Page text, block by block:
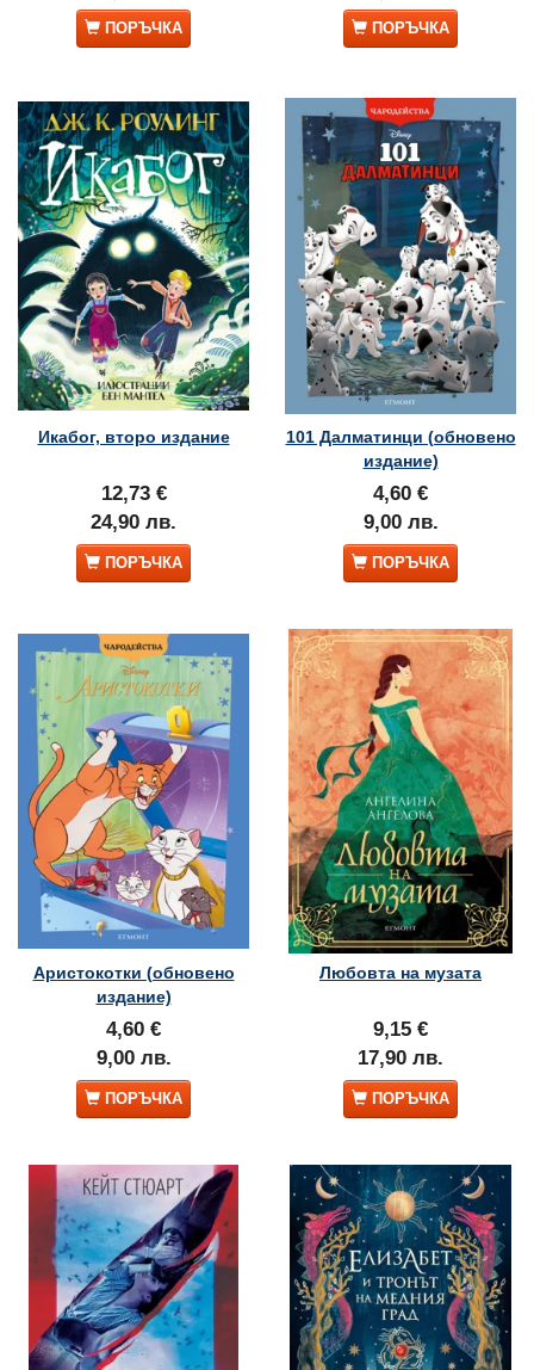
ПОРЪЧКА ПОРЪЧКА
Икабог, второ издание
12,73 €
24,90 лв.
ПОРЪЧКА
101 Далматинци (обновено
издание)
4,60 €
9,00 лв.
ПОРЪЧКА
Аристокотки (обновено
издание)
4,60 €
9,00 лв.
ПОРЪЧКА
Любовта на музата
9,15 €
17,90 лв.
ПОРЪЧКА